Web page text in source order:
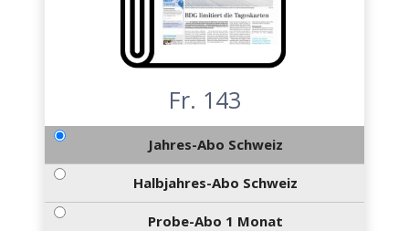
Fr. 143
Jahres-Abo Schweiz
Halbjahres-Abo Schweiz
Probe-Abo 1 Monat